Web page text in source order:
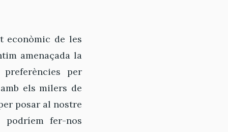
econòmic de les
amenaçada la
per
els milers de
posar al nostre
podríem fer-nos